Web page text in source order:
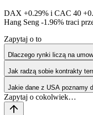
DAX +0.29% i CAC 40
Hang Seng -1.96% traci
Zapytaj o to
Dlaczego rynki liczą na
Jak radzą sobie kontrakty
Jakie dane z USA poznamy